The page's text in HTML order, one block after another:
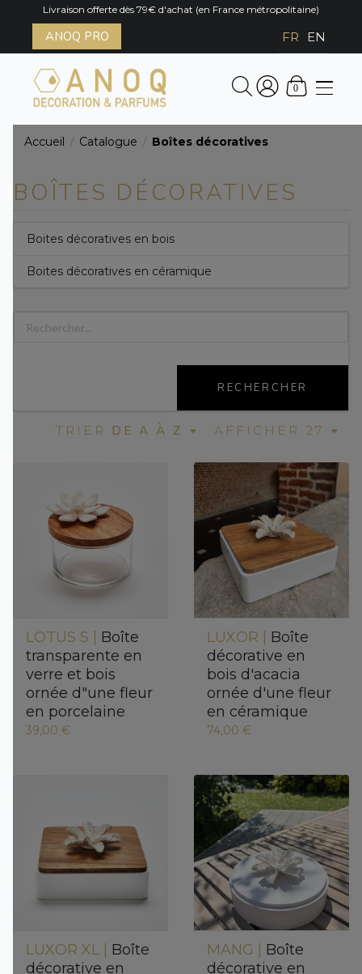
Livraison offerte dès 79€ d'achat (en France métropolitaine)
ANOQ PRO FR EN
0
Accueil / Catalogue / Boîtes décoratives
BOÎTES DÉCORATIVES
Boites décoratives en bois
Boites décoratives en céramique
RECHERCHER
AFFICHER 27
TRIER DE A À Z
LOTUS S | Boîte
transparente en
verre et bois
ornée d"une fleur
en porcelaine
39,00 €
LUXOR | Boîte
décorative en
bois d'acacia
ornée d'une fleur
en céramique
74,00 €
LUXOR XL | Boîte
décorative en
MANG | Boîte
décorative en